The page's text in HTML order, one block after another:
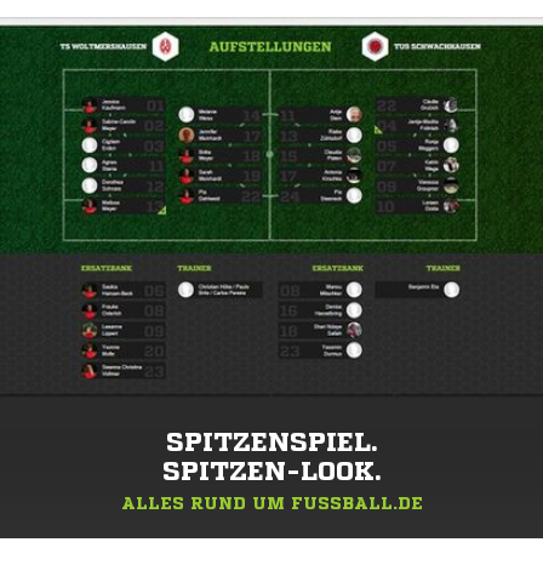
SPITZENSPIEL.
SPITZEN-LOOK.
ALLES RUND UM FUSSBALL.DE